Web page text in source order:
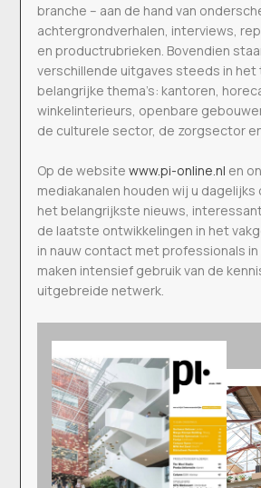
branche – aan de hand van
achtergrondverhalen, interviews,
en productrubrieken. Bovendien
verschillende uitgaves steeds in het
belangrijke thema’s: kantoren,
winkelinterieurs, openbare
de culturele sector, de zorgsector
Op de websitewww.pi-online.nl en
mediakanalen houden wij u
het belangrijkste nieuws,
de laatste ontwikkelingen in het
in nauw contact met professionals
maken intensief gebruik van de
uitgebreide netwerk.